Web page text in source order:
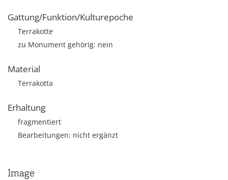
Gattung/Funktion/Kulturepoche
Terrakotte
zu Monument gehörig: nein
Material
Terrakotta
Erhaltung
fragmentiert
Bearbeitungen: nicht ergänzt
Image